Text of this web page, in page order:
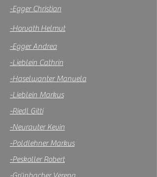
-Egger Christian
-Horvath Helmut
-Egger Andrea
-Lieblein Cathrin
-Haselwanter Manuela
-Lieblein Markus
-Riedl Gitti
-Neurauter Kevin
-Poldlehner Markus
-Peskoller Robert